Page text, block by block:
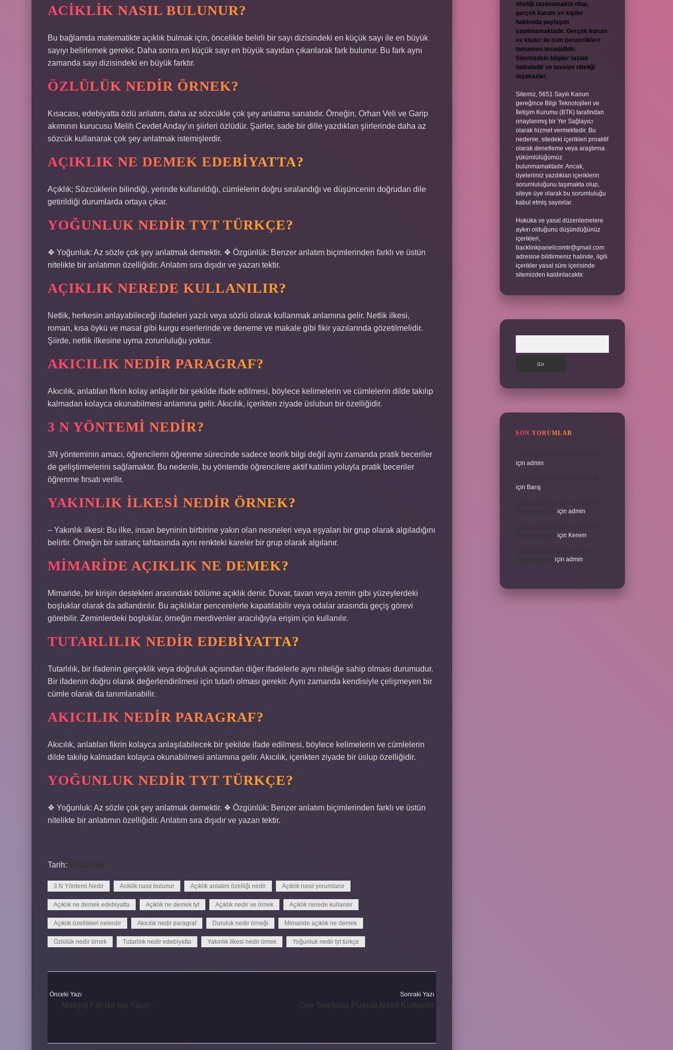
ACIKLIK NASIL BULUNUR?
Bu bağlamda matematikte açıklık bulmak için, öncelikle belirli bir sayı dizisindeki en küçük sayı ile en büyük
sayıyı belirlemek gerekir. Daha sonra en küçük sayı en büyük sayıdan çıkarılarak fark bulunur. Bu fark aynı
zamanda sayı dizisindeki en büyük farktır.
ÖZLÜLÜK NEDIR ÖRNEK?
Kısacası, edebiyatta özlü anlatım, daha az sözcükle çok şey anlatma sanatıdır. Örneğin, Orhan Veli ve Garip
akımının kurucusu Melih Cevdet Anday’ın şiirleri özlüdür. Şairler, sade bir dille yazdıkları şiirlerinde daha az
sözcük kullanarak çok şey anlatmak istemişlerdir.
AÇIKLIK NE DEMEK EDEBIYATTA?
Açıklık; Sözcüklerin bilindiği, yerinde kullanıldığı, cümlelerin doğru sıralandığı ve düşüncenin doğrudan dile
getirildiği durumlarda ortaya çıkar.
YOĞUNLUK NEDIR TYT TÜRKÇE?
❖ Yoğunluk: Az sözle çok şey anlatmak demektir. ❖ Özgünlük: Benzer anlatım biçimlerinden farklı ve üstün
nitelikte bir anlatımın özelliğidir. Anlatım sıra dışıdır ve yazarı tektir.
AÇIKLIK NEREDE KULLANILIR?
Netlik, herkesin anlayabileceği ifadeleri yazılı veya sözlü olarak kullanmak anlamına gelir. Netlik ilkesi,
roman, kısa öykü ve masal gibi kurgu eserlerinde ve deneme ve makale gibi fikir yazılarında gözetilmelidir.
Şiirde, netlik ilkesine uyma zorunluluğu yoktur.
AKICILIK NEDIR PARAGRAF?
Akıcılık, anlatılan fikrin kolay anlaşılır bir şekilde ifade edilmesi, böylece kelimelerin ve cümlelerin dilde takılıp
kalmadan kolayca okunabilmesi anlamına gelir. Akıcılık, içerikten ziyade üslubun bir özelliğidir.
3 N YÖNTEMI NEDIR?
3N yönteminin amacı, öğrencilerin öğrenme sürecinde sadece teorik bilgi değil aynı zamanda pratik beceriler
de geliştirmelerini sağlamaktır. Bu nedenle, bu yöntemde öğrencilere aktif katılım yoluyla pratik beceriler
öğrenme fırsatı verilir.
YAKINLIK ILKESI NEDIR ÖRNEK?
– Yakınlık ilkesi: Bu ilke, insan beyninin birbirine yakın olan nesneleri veya eşyaları bir grup olarak algıladığını
belirtir. Örneğin bir satranç tahtasında aynı renkteki kareler bir grup olarak algılanır.
MIMARIDE AÇIKLIK NE DEMEK?
Mimaride, bir kirişin destekleri arasındaki bölüme açıklık denir. Duvar, tavan veya zemin gibi yüzeylerdeki
boşluklar olarak da adlandırılır. Bu açıklıklar pencerelerle kapatılabilir veya odalar arasında geçiş görevi
görebilir. Zeminlerdeki boşluklar, örneğin merdivenler aracılığıyla erişim için kullanılır.
TUTARLILIK NEDIR EDEBIYATTA?
Tutarlılık, bir ifadenin gerçeklik veya doğruluk açısından diğer ifadelerle aynı niteliğe sahip olması durumudur.
Bir ifadenin doğru olarak değerlendirilmesi için tutarlı olması gerekir. Aynı zamanda kendisiyle çelişmeyen bir
cümle olarak da tanımlanabilir.
AKICILIK NEDIR PARAGRAF?
Akıcılık, anlatılan fikrin kolayca anlaşılabilecek bir şekilde ifade edilmesi, böylece kelimelerin ve cümlelerin
dilde takılıp kalmadan kolayca okunabilmesi anlamına gelir. Akıcılık, içerikten ziyade bir üslup özelliğidir.
YOĞUNLUK NEDIR TYT TÜRKÇE?
❖ Yoğunluk: Az sözle çok şey anlatmak demektir. ❖ Özgünlük: Benzer anlatım biçimlerinden farklı ve üstün
nitelikte bir anlatımın özelliğidir. Anlatım sıra dışıdır ve yazarı tektir.
Tarih: Makaleler
3 N Yöntemi Nedir Aciklik nasıl bulunur Açıklık anlatım özelliği nedir Açıklık nasıl yorumlanır
Açıklık ne demek edebiyatta Açıklık ne demek tyt Açıklık nedir ve örnek Açıklık nerede kullanılır
Açıklık özellikleri nelerdir Akıcılık nedir paragraf Duruluk nedir örneği Mimaride açıklık ne demek
Özlülük nedir örnek Tutarlılık nedir edebiyatta Yakınlık ilkesi nedir örnek Yoğunluk nedir tyt türkçe
Önceki Yazı Sonraki Yazı
niteliği taşımamakta olup,
gerçek kurum ve kişiler
hakkında paylaşım
yapılmamaktadır. Gerçek kurum
ve kişiler ile isim benzerlikleri
tamamen tesadüfidir.
Sitemizdeki bilgiler taslak
halindedir ve tavsiye niteliği
taşımazlar.
Sitemiz, 5651 Sayılı Kanun
gereğince Bilgi Teknolojileri ve
İletişim Kurumu (BTK) tarafından
onaylanmış bir Yer Sağlayıcı
olarak hizmet vermektedir. Bu
nedenle, sitedeki içerikleri proaktif
olarak denetleme veya araştırma
yükümlülüğümüz
bulunmamaktadır. Ancak,
üyelerimiz yazdıkları içeriklerin
sorumluluğunu taşımakta olup,
siteye üye olarak bu sorumluluğu
kabul etmiş sayılırlar.
Hukuka ve yasal düzenlemelere
aykırı olduğunu düşündüğünüz
içerikleri,
backlinkpanelicomtr@gmail.com
adresine bildirmeniz halinde, ilgili
içerikler yasal süre içerisinde
sitemizden kaldırılacaktır.
SON YORUMLAR
için admin
için Barış
için admin
için Kerem
için admin